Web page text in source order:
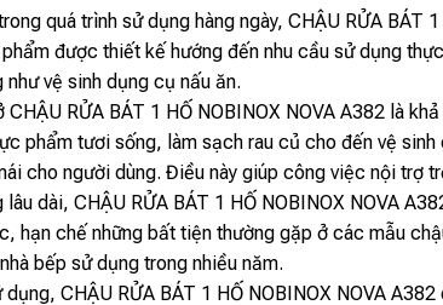
quá trình sử dụng hàng ngày, CHẬU RỬA BÁT
được thiết kế hướng đến nhu cầu sử dụng
vệ sinh dụng cụ nấu ăn.
RỬA BÁT 1 HỐ NOBINOX NOVA A382 là
phẩm tươi sống, làm sạch rau củ cho đến vệ
cho người dùng. Điều này giúp công việc nội trợ
dài, CHẬU RỬA BÁT 1 HỐ NOBINOX NOVA
hạn chế những bất tiện thường gặp ở các mẫu
bếp sử dụng trong nhiều năm.
CHẬU RỬA BÁT 1 HỐ NOBINOX NOVA